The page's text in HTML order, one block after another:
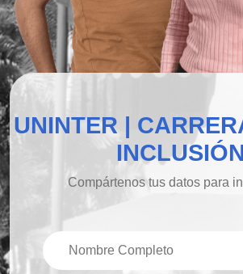
UNINTER |
INCLUSIÓN
Compártenos tus datos para